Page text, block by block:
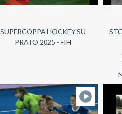
SUPERCOPPA HOCKEY SU
PRATO 2025 - FIH